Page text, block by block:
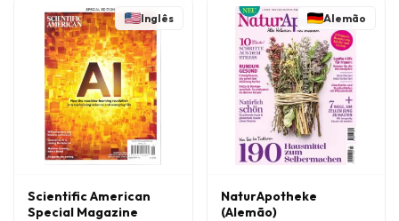
Inglês
Scientific American
Special Magazine
Alemão
NaturApotheke
(Alemão)